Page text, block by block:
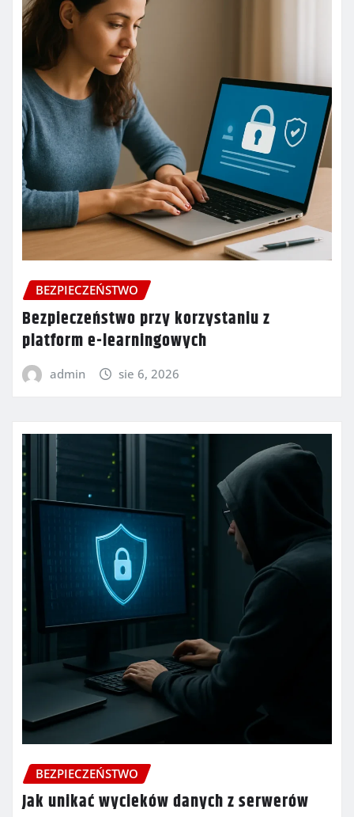
BEZPIECZEŃSTWO
Bezpieczeństwo przy korzystaniu z
platform e-learningowych
admin sie 6, 2026
BEZPIECZEŃSTWO
Jak unikać wycieków danych z serwerów